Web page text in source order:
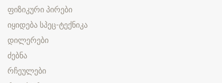
ფიზიკური პირები
იყიდება სპეც-ტექნიკა
დილერები
ძებნა
რჩეულები